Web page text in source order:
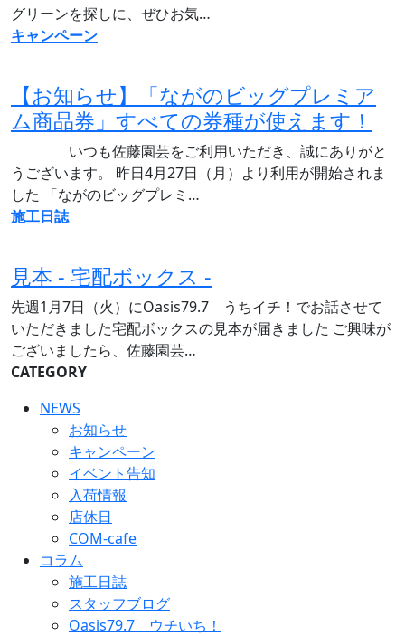
グリーンを探しに、ぜひお気…
キャンペーン
【お知らせ】「ながのビッグプレミア
ム商品券」すべての券種が使えます！
いつも佐藤園芸をご利用いただき、誠にありがと
うございます。 昨日4月27日（月）より利用が開始されま
した 「ながのビッグプレミ…
施工日誌
見本 - 宅配ボックス -
先週1月7日（火）にOasis79.7 うちイチ！でお話させて
いただきました宅配ボックスの見本が届きました ご興味が
ございましたら、佐藤園芸…
CATEGORY
NEWS
お知らせ
キャンペーン
イベント告知
入荷情報
店休日
COM-cafe
コラム
施工日誌
スタッフブログ
Oasis79.7 ウチいち！